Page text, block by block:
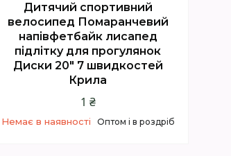
Дитячий спортивний
велосипед Помаранчевий
напівфетбайк лисапед
підлітку для прогулянок
Диски 20" 7 швидкостей
Крила
1 ₴
Немає в наявності Оптом і в роздріб